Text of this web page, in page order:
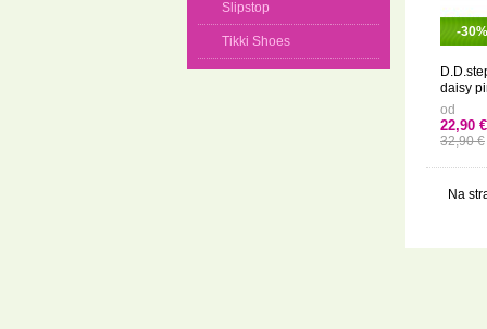
Slipstop
Tikki Shoes
-30%
daisy
od
22,90 €
32,90 €
Na